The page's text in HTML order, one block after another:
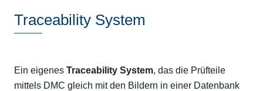
Traceability System
Ein eigenes Traceability System, das die Prüfteile
mittels DMC gleich mit den Bildern in einer Datenbank